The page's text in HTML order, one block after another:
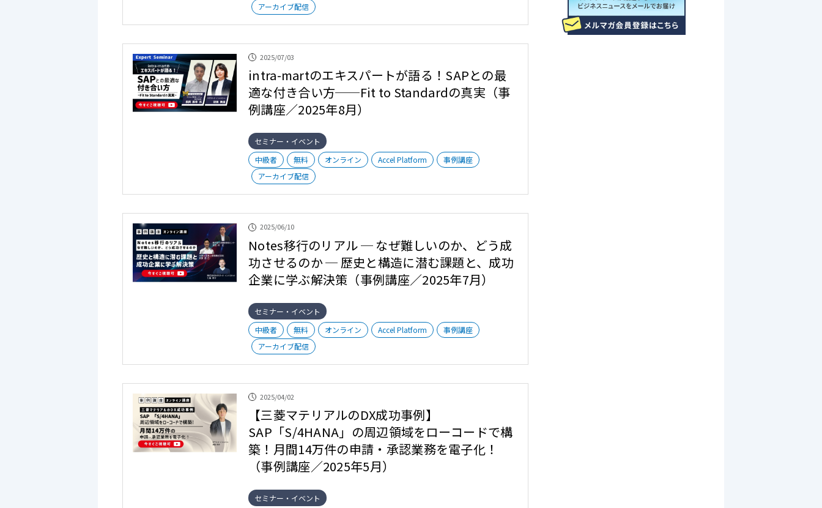
アーカイブ配信
2025/07/03
intra-martのエキスパートが語る！SAPとの最
適な付き合い方──Fit to Standardの真実（事
例講座／2025年8月）
セミナー・イベント
中級者
無料 オンライン Accel Platform
事例講座
アーカイブ配信
2025/06/10
Notes移行のリアル ─ なぜ難しいのか、どう成
功させるのか ─ 歴史と構造に潜む課題と、成功
企業に学ぶ解決策（事例講座／2025年7月）
セミナー・イベント
中級者
無料 オンライン Accel Platform
事例講座
アーカイブ配信
2025/04/02
【三菱マテリアルのDX成功事例】
SAP「S/4HANA」の周辺領域をローコードで構
築！月間14万件の申請・承認業務を電子化！
（事例講座／2025年5月）
セミナー・イベント